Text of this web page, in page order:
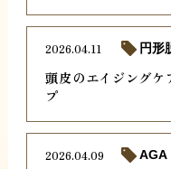
頭皮のエイジングケ
プ
2026.04.11 円形
2026.04.09 AGA